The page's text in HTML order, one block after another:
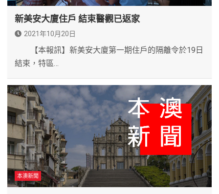
新美安大廈住戶 結束醫觀已返家
2021年10月20日
【本報訊】新美安大廈第一期住戶的隔離令於19日
結束，特區…
本澳新聞